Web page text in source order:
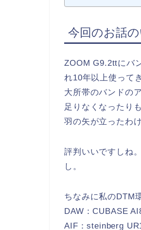
今回のお話
ZOOM G9.2ttにバ
れ10年以上使って
大所帯のバンドの
足りなくなったり
羽の矢が立ったわけ
評判いいですしね
し。
ちなみに私のDTM
DAW：CUBASE
AIF：steinberg